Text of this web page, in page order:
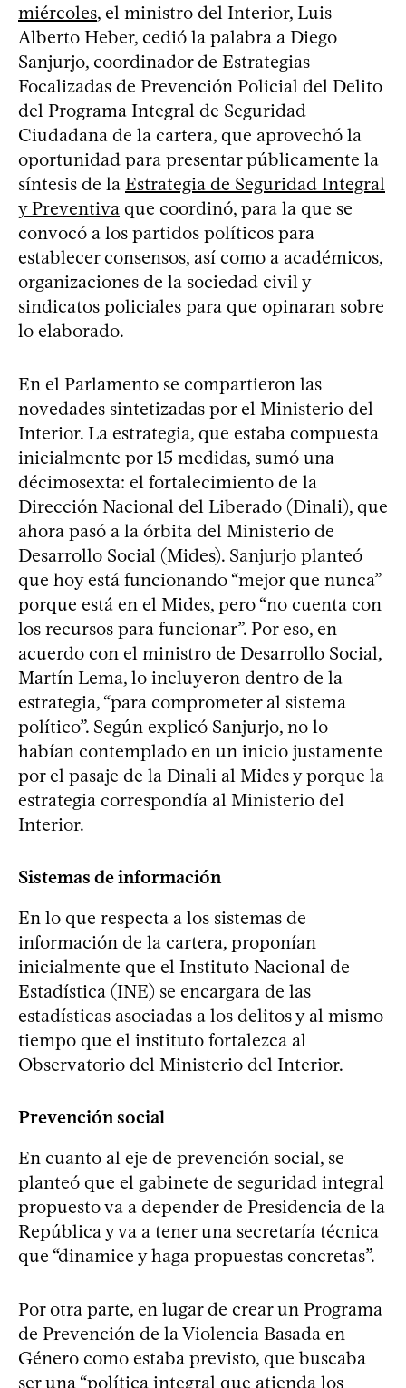
miércoles, el ministro del Interior, Luis
Alberto Heber, cedió la palabra a Diego
Sanjurjo, coordinador de Estrategias
Focalizadas de Prevención Policial del Delito
del Programa Integral de Seguridad
Ciudadana de la cartera, que aprovechó la
oportunidad para presentar públicamente la
síntesis de la Estrategia de Seguridad Integral
y Preventiva que coordinó, para la que se
convocó a los partidos políticos para
establecer consensos, así como a académicos,
organizaciones de la sociedad civil y
sindicatos policiales para que opinaran sobre
lo elaborado.
En el Parlamento se compartieron las
novedades sintetizadas por el Ministerio del
Interior. La estrategia, que estaba compuesta
inicialmente por 15 medidas, sumó una
décimosexta: el fortalecimiento de la
Dirección Nacional del Liberado (Dinali), que
ahora pasó a la órbita del Ministerio de
Desarrollo Social (Mides). Sanjurjo planteó
que hoy está funcionando “mejor que nunca”
porque está en el Mides, pero “no cuenta con
los recursos para funcionar”. Por eso, en
acuerdo con el ministro de Desarrollo Social,
Martín Lema, lo incluyeron dentro de la
estrategia, “para comprometer al sistema
político”. Según explicó Sanjurjo, no lo
habían contemplado en un inicio justamente
por el pasaje de la Dinali al Mides y porque la
estrategia correspondía al Ministerio del
Interior.
Sistemas de información
En lo que respecta a los sistemas de
información de la cartera, proponían
inicialmente que el Instituto Nacional de
Estadística (INE) se encargara de las
estadísticas asociadas a los delitos y al mismo
tiempo que el instituto fortalezca al
Observatorio del Ministerio del Interior.
Prevención social
En cuanto al eje de prevención social, se
planteó que el gabinete de seguridad integral
propuesto va a depender de Presidencia de la
República y va a tener una secretaría técnica
que “dinamice y haga propuestas concretas”.
Por otra parte, en lugar de crear un Programa
de Prevención de la Violencia Basada en
Género como estaba previsto, que buscaba
ser una “política integral que atienda los